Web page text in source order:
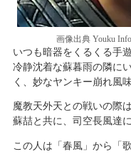
画像出典 Youku
いつも暗器をくるくる手
冷静沈着な蘇暮雨の隣に
く、妙なヤンキー崩れ風
魔教天外天との戦いの際
蘇喆と共に、司空長風達
この人は「春風」から「